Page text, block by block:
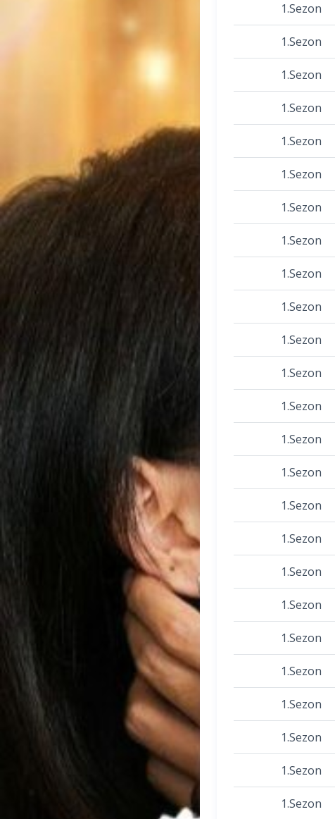
1.Sezon
1.Sezon
1.Sezon
1.Sezon
1.Sezon
1.Sezon
1.Sezon
1.Sezon
1.Sezon
1.Sezon
1.Sezon
1.Sezon
1.Sezon
1.Sezon
1.Sezon
1.Sezon
1.Sezon
1.Sezon
1.Sezon
1.Sezon
1.Sezon
1.Sezon
1.Sezon
1.Sezon
1.Sezon